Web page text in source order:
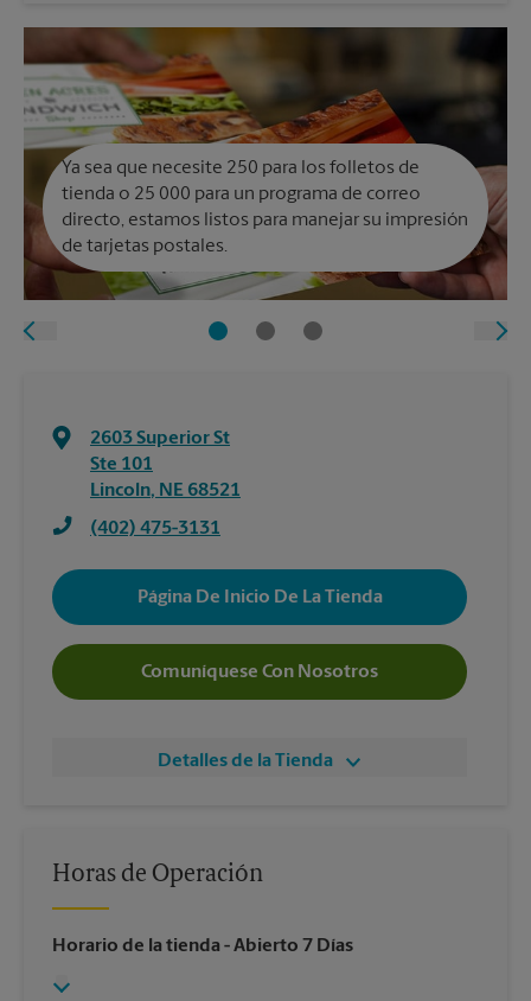
Ya sea que necesite 250 para los folletos de
tienda o 25 000 para un programa de correo
directo, estamos listos para manejar su impresión
de tarjetas postales.
2603 Superior St
Ste 101
Lincoln, NE 68521
(402) 475-3131
Página De Inicio De La Tienda
Comuníquese Con Nosotros
Detalles de la Tienda
Horas de Operación
Horario de la tienda - Abierto 7 Días